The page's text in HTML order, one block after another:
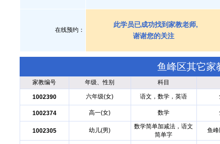
在线预约：
此学员已成功找到家教老师,
谢谢您的关注
鱼峰区其它家
家教编号 年级、性别 科目
1002390 六年级(女) 语文，数学，英语
1002374 高一(女) 数学
1002305 幼儿(男)
数学简单加减法，语文
简单字
鱼